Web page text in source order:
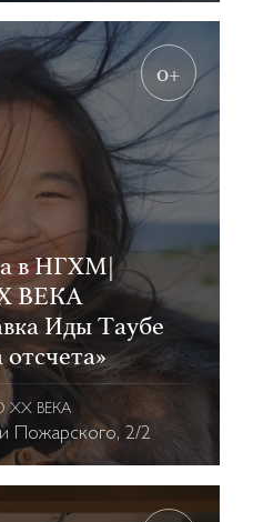
0+
в НГХМ|
ВЕКА
Иды Таубе
XX ВЕКА
Пожарского, 2/2